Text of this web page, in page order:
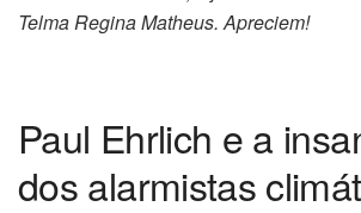
Telma Regina Matheus. Apreciem!
Paul Ehrlich e a
dos alarmistas